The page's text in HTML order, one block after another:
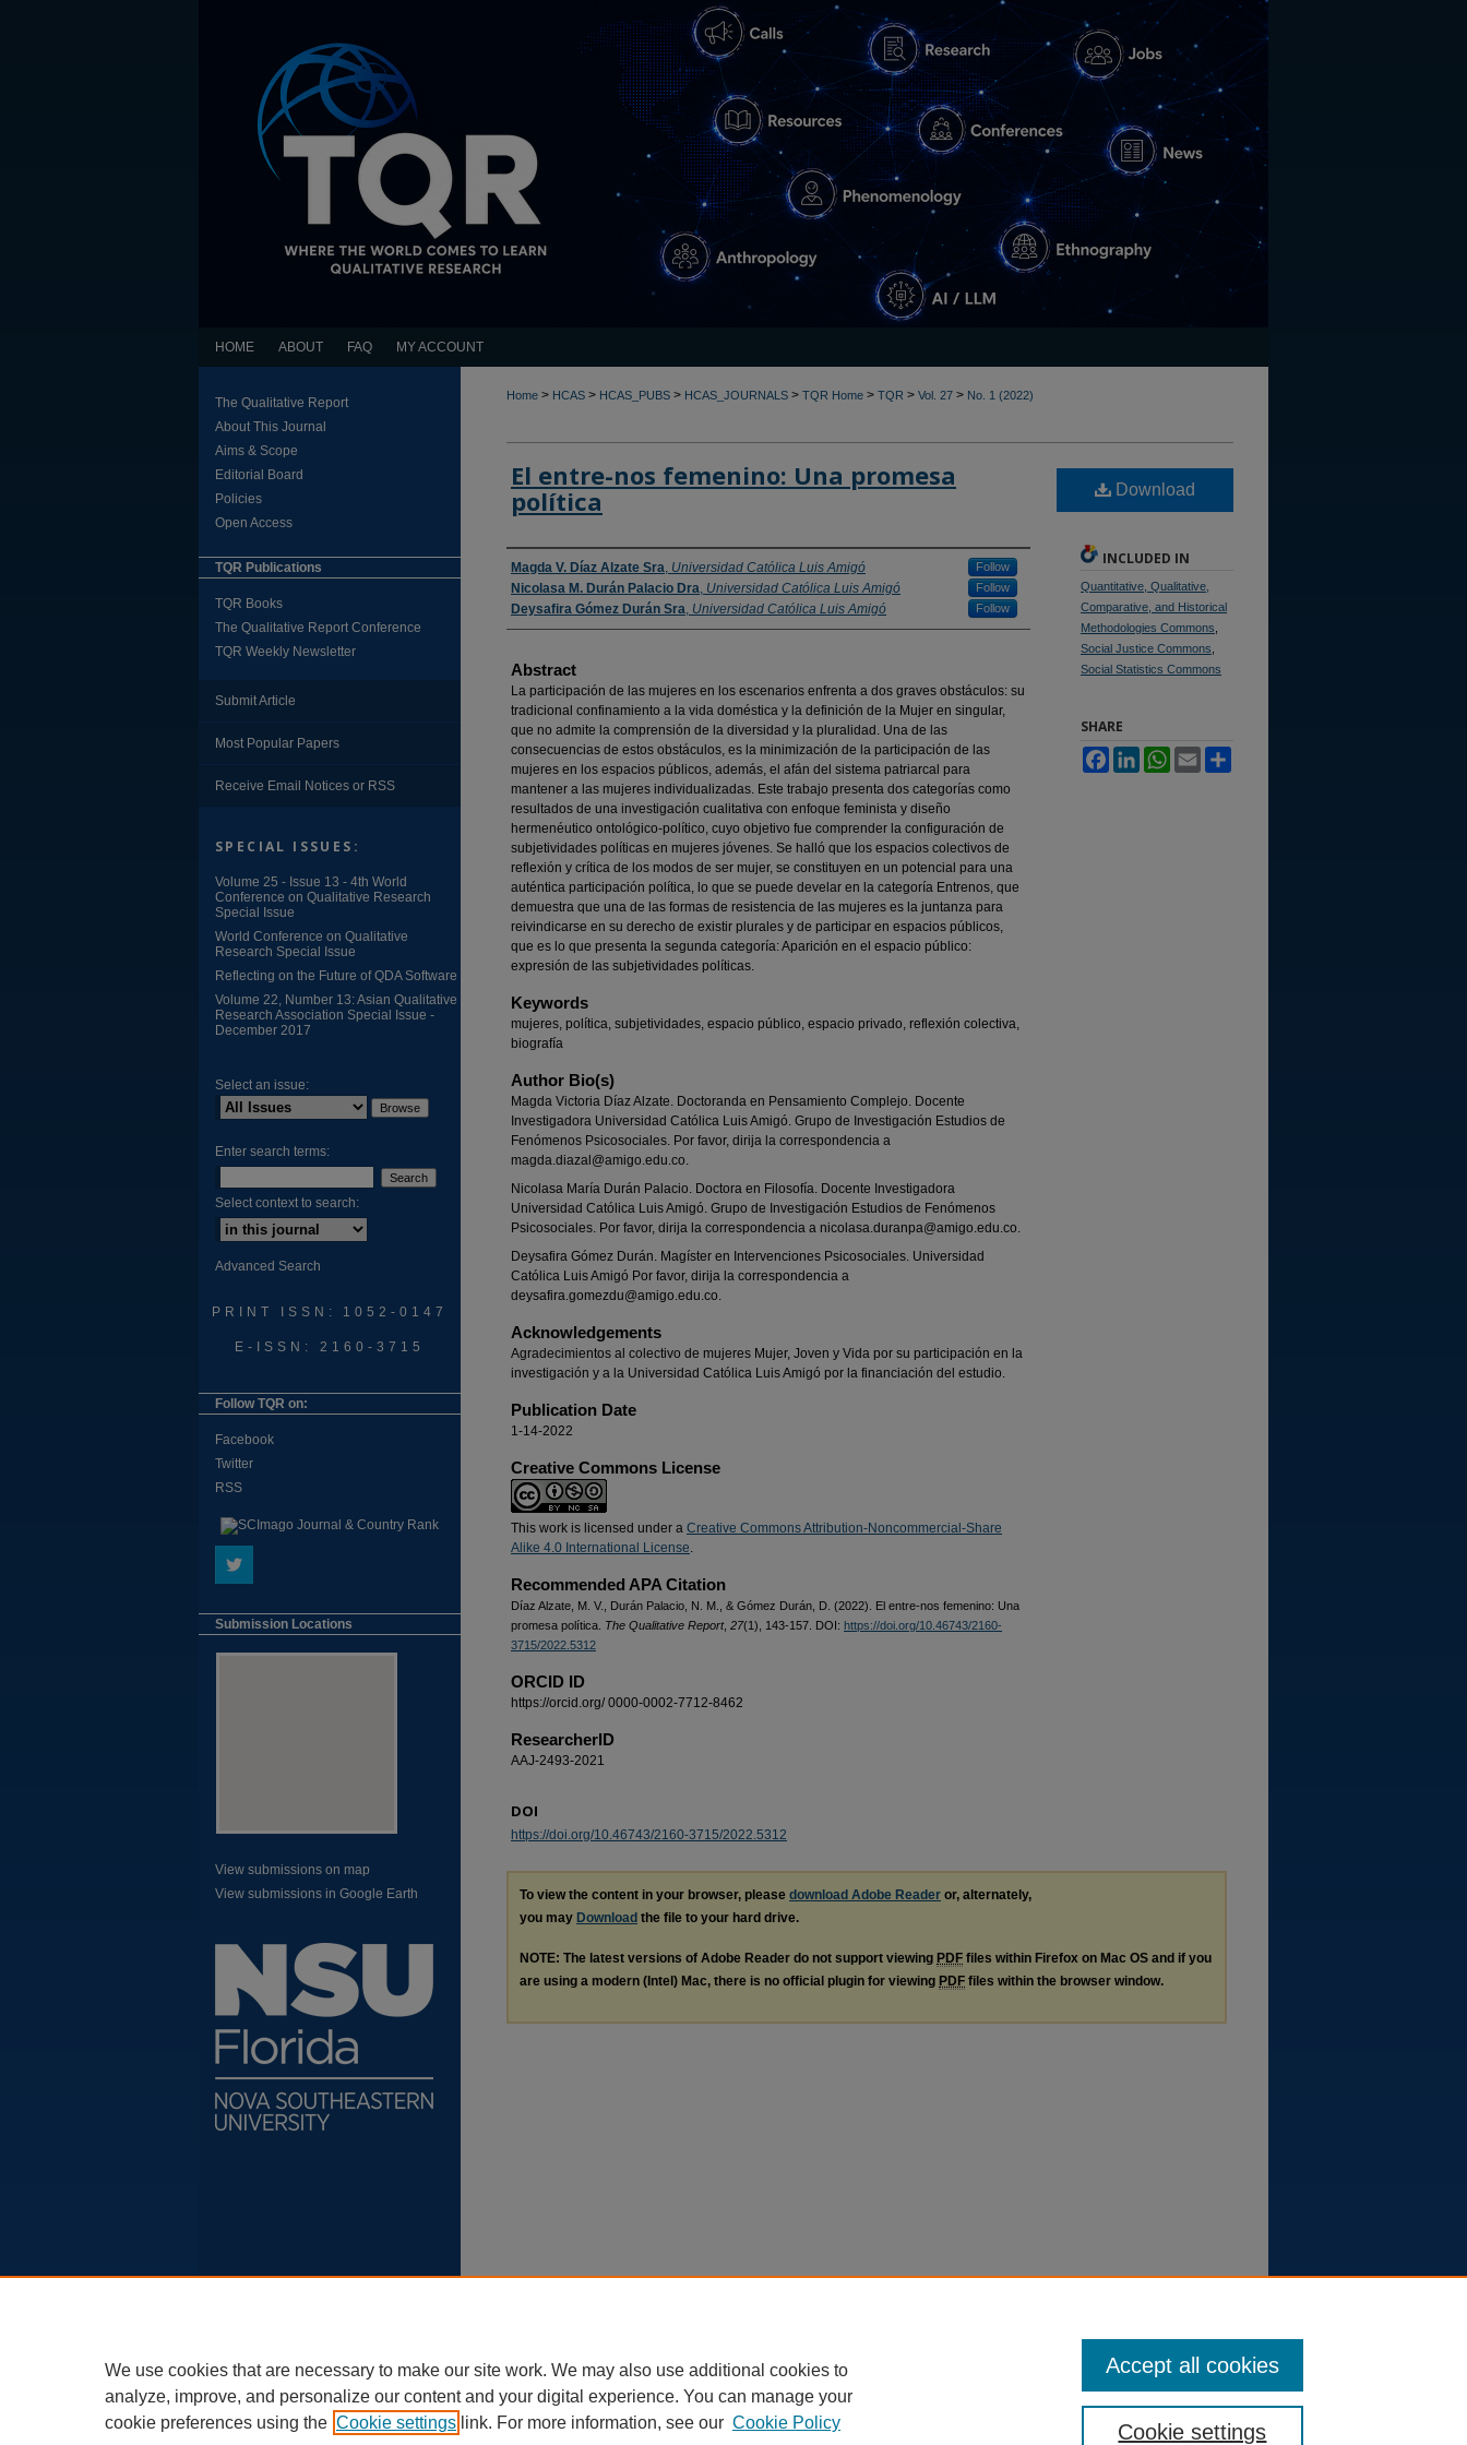
HOME ABOUT FAQ MY ACCOUNT
Home > HCAS > HCAS_PUBS > HCAS_JOURNALS > TQR Home > TQR > Vol. 27 > No. 1 (2022)
El entre-nos femenino: Una promesa
política
Authors
Magda V. Díaz Alzate Sra, Universidad Católica Luis Amigó Follow
Nicolasa M. Durán Palacio Dra, Universidad Católica Luis Amigó Follow
Deysafira Gómez Durán Sra, Universidad Católica Luis Amigó Follow
Abstract
La participación de las mujeres en los escenarios enfrenta a dos graves obstáculos: su
tradicional confinamiento a la vida doméstica y la definición de la Mujer en singular,
que no admite la comprensión de la diversidad y la pluralidad. Una de las
consecuencias de estos obstáculos, es la minimización de la participación de las
mujeres en los espacios públicos, además, el afán del sistema patriarcal para
mantener a las mujeres individualizadas. Este trabajo presenta dos categorías como
resultados de una investigación cualitativa con enfoque feminista y diseño
hermenéutico ontológico-político, cuyo objetivo fue comprender la configuración de
subjetividades políticas en mujeres jóvenes. Se halló que los espacios colectivos de
reflexión y crítica de los modos de ser mujer, se constituyen en un potencial para una
auténtica participación política, lo que se puede develar en la categoría Entrenos, que
demuestra que una de las formas de resistencia de las mujeres es la juntanza para
reivindicarse en su derecho de existir plurales y de participar en espacios públicos,
que es lo que presenta la segunda categoría: Aparición en el espacio público:
expresión de las subjetividades políticas.
Keywords
mujeres, política, subjetividades, espacio público, espacio privado, reflexión colectiva,
biografía
Author Bio(s)
Magda Victoria Díaz Alzate. Doctoranda en Pensamiento Complejo. Docente
Investigadora Universidad Católica Luis Amigó. Grupo de Investigación Estudios de
Fenómenos Psicosociales. Por favor, dirija la correspondencia a
magda.diazal@amigo.edu.co.
Nicolasa María Durán Palacio. Doctora en Filosofía. Docente Investigadora
Universidad Católica Luis Amigó. Grupo de Investigación Estudios de Fenómenos
Psicosociales. Por favor, dirija la correspondencia a nicolasa.duranpa@amigo.edu.co.
Deysafira Gómez Durán. Magíster en Intervenciones Psicosociales. Universidad
Católica Luis Amigó Por favor, dirija la correspondencia a
deysafira.gomezdu@amigo.edu.co.
Acknowledgements
Agradecimientos al colectivo de mujeres Mujer, Joven y Vida por su participación en la
investigación y a la Universidad Católica Luis Amigó por la financiación del estudio.
Publication Date
1-14-2022
Creative Commons License
This work is licensed under a Creative Commons Attribution-Noncommercial-Share
Alike 4.0 International License.
Recommended APA Citation
Díaz Alzate, M. V., Durán Palacio, N. M., & Gómez Durán, D. (2022). El entre-nos femenino: Una
promesa política. The Qualitative Report, 27(1), 143-157. DOI: https://doi.org/10.46743/2160-
3715/2022.5312
ORCID ID
https://orcid.org/ 0000-0002-7712-8462
ResearcherID
AAJ-2493-2021
Download
INCLUDED IN
Quantitative, Qualitative,
Comparative, and Historical
Methodologies Commons
Social Justice Commons
Social Statistics Commons
SHARE
FacebookLinkedInWhatsApp
Email
DOI
https://doi.org/10.46743/2160-3715/2022.5312
To view the content in your browser, please download Adobe Reader or, alternately,
you may Download the file to your hard drive.
NOTE: The latest versions of Adobe Reader do not support viewing PDF files within Firefox on Mac OS and if you
are using a modern (Intel) Mac, there is no official plugin for viewing PDF files within the browser window.
The Qualitative Report
About This Journal
Aims & Scope
Editorial Board
Policies
Open Access
TQR Publications
TQR Books
The Qualitative Report Conference
TQR Weekly Newsletter
Submit Article
Most Popular Papers
Receive Email Notices or RSS
SPECIAL ISSUES:
Volume 25 - Issue 13 - 4th World
Conference on Qualitative Research
Special Issue
World Conference on Qualitative
Research Special Issue
Reflecting on the Future of QDA Software
Volume 22, Number 13: Asian Qualitative
Research Association Special Issue -
December 2017
Select an issue:
Enter search terms:
Select context to search:
Advanced Search
PRINT ISSN: 1052-0147
E-ISSN: 2160-3715
Follow TQR on:
Facebook
Twitter
RSS
Submission Locations
View submissions on map
View submissions in Google Earth
We use cookies that are necessary to make our site work. We may also use additional cookies to
analyze, improve, and personalize our content and your digital experience. You can manage your
cookie preferences using the Cookie settings link. For more information, see our Cookie Policy Cookie settings
Accept all cookies